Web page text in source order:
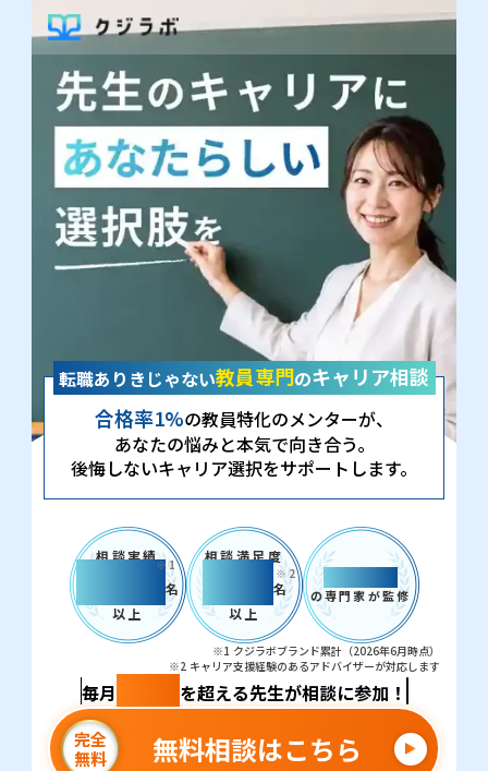
転職ありきじゃない教員専門のキャリア相談
合格率1%の教員特化のメンターが、
あなたの悩みと本気で向き合う。
後悔しないキャリア選択をサポートします。
相談実績
5,000 名
以上
※1 相談満足度
名
以上
※2
の専門家が監修
※1 クジラボブランド累計（2026年6月時点）
※2 キャリア支援経験のあるアドバイザーが対応します
毎月 を超える先生が相談に参加！
完全
無料
無料相談はこちら